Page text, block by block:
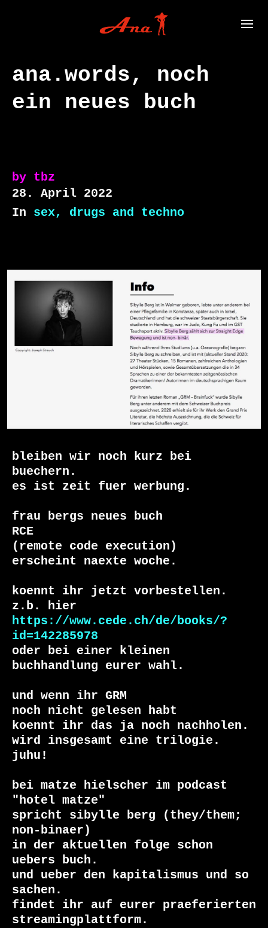
ana.words, noch
ein neues buch
by tbz
28. April 2022
In sex, drugs and techno
bleiben wir noch kurz bei
buechern.
es ist zeit fuer werbung.
frau bergs neues buch
RCE
(remote code execution)
erscheint naexte woche.
koennt ihr jetzt vorbestellen.
https://www.cede.ch/de/books/?
id=142285978
oder bei einer kleinen
buchhandlung eurer wahl.
und wenn ihr GRM
noch nicht gelesen habt
koennt ihr das ja noch nachholen.
wird insgesamt eine trilogie.
juhu!
bei matze hielscher im podcast
"hotel matze"
spricht sibylle berg (they/them;
non-binaer)
in der aktuellen folge schon
uebers buch.
und ueber den kapitalismus und so
sachen.
findet ihr auf eurer praeferierten
streamingplattform.